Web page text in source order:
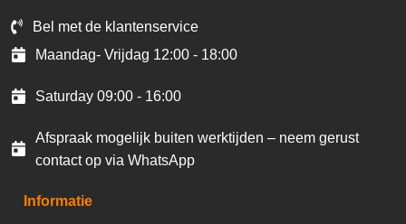
Bel met de klantenservice
Maandag- Vrijdag 12:00 - 18:00
Saturday 09:00 - 16:00
Afspraak mogelijk buiten werktijden – neem gerust
contact op via WhatsApp
Informatie